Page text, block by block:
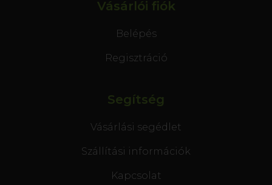
Vásárlói fiók
Belépés
Regisztráció
Segítség
Vásárlási segédlet
Szállítási információk
Kapcsolat